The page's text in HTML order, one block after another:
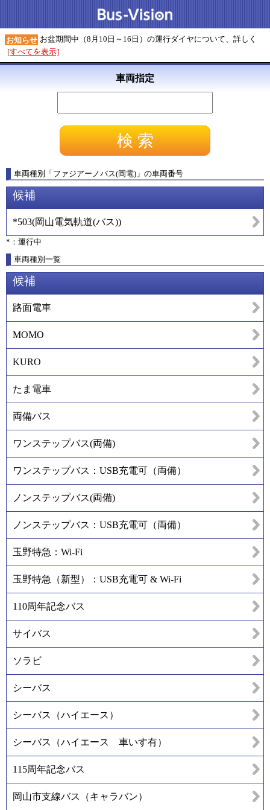
お知らせ お盆期間中（8月10日～16日）の運行ダイヤについて、詳しく
[すべてを表示]
車両指定
車両種別 「ファジアーノバス(岡電) 」 の車両番号
候補
*503(岡山電気軌道(バス))
*：運行中
車両種別一覧
候補
路面電車
MOMO
KURO
たま電車
両備バス
ワンステップバス(両備)
ワンステップバス：USB充電可（両備）
ノンステップバス(両備)
ノンステップバス：USB充電可（両備）
玉野特急：Wi-Fi
玉野特急（新型）：USB充電可 & Wi-Fi
110周年記念バス
サイバス
ソラビ
シーバス
シーバス（ハイエース）
シーバス（ハイエース 車いす有）
115周年記念バス
岡山市支線バス（キャラバン）